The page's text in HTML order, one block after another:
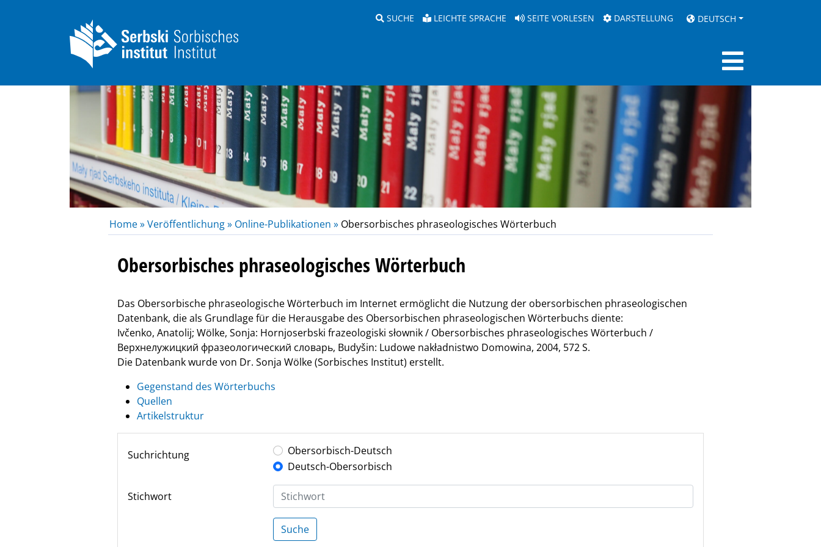
SUCHE LEICHTE SPRACHE SEITE VORLESEN DARSTELLUNG DEUTSCH
Home »Veröffentlichung » Online-Publikationen » Obersorbisches phraseologisches Wörterbuch
Obersorbisches phraseologisches Wörterbuch
Das Obersorbische phraseologische Wörterbuch im Internet ermöglicht die Nutzung der obersorbischen phraseologischen
Datenbank, die als Grundlage für die Herausgabe des Obersorbischen phraseologischen Wörterbuchs diente:
Ivčenko, Anatolij; Wölke, Sonja: Hornjoserbski frazeologiski słownik / Obersorbisches phraseologisches Wörterbuch /
Верхнелужицкий фразеологический словарь, Budyšin: Ludowe nakładnistwo Domowina, 2004, 572 S.
Die Datenbank wurde von Dr. Sonja Wölke (Sorbisches Institut) erstellt.
Gegenstand des Wörterbuchs
Quellen
Artikelstruktur
Suchrichtung
Obersorbisch-Deutsch
Deutsch-Obersorbisch
Stichwort
Suche